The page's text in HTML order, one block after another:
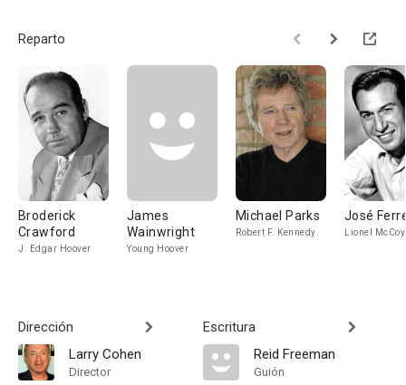
Reparto
Broderick
Crawford
J. Edgar Hoover
James
Wainwright
Young Hoover
Michael Parks
Robert F. Kennedy
José
Lionel McCoy
Dirección
Larry Cohen
Director
Escritura
Reid Freeman
Guión